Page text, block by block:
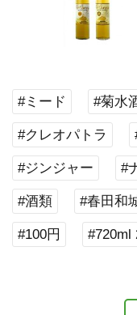
#ミード #菊水
#クレオパトラ
#ジンジャー #
#酒類 #春田和
#100円 #720ml